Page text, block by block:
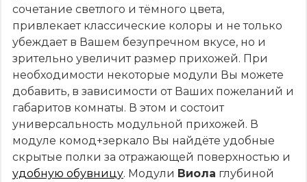
сочетание светлого и тёмного цвета,
привлекает классические колоры и не только
убеждает в Вашем безупречном вкусе, но и
зрительно увеличит размер прихожей. При
необходимости некоторые модули Вы можете
добавить, в зависимости от Ваших пожеланий и
габаритов комнаты. В этом и состоит
универсальность модульной прихожей. В
модуле комод+зеркало Вы найдёте удобные
скрытые полки за отражающей поверхностью и
удобную обувницу. Модули Виола глубиной